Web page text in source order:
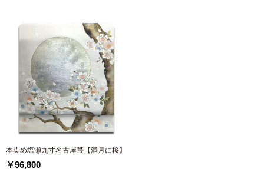
本染め塩瀬九寸名古屋帯【満月に桜】
￥96,800